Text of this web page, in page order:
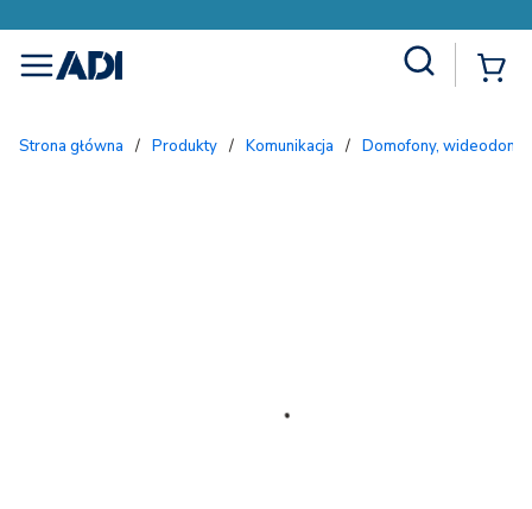
menu
Strona główna / Produkty / Komunikacja / Domofony,